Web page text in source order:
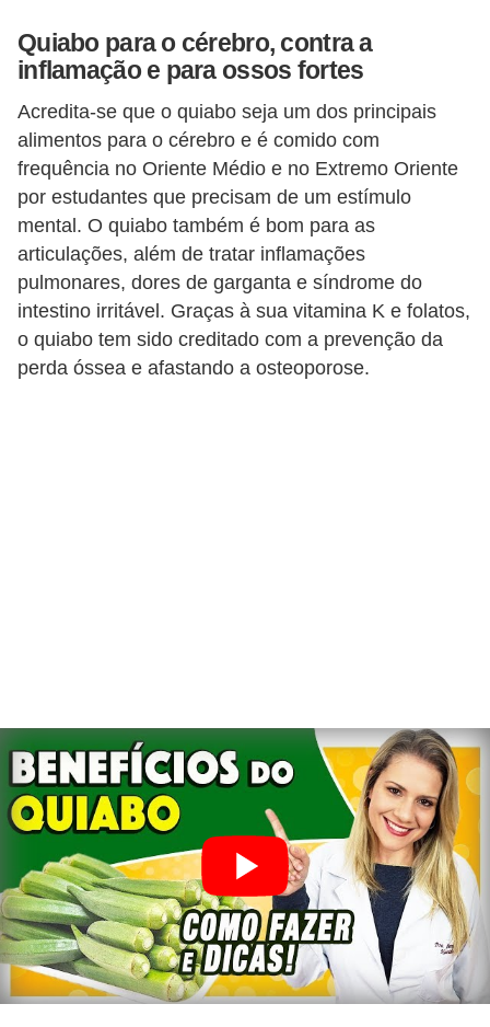
Quiabo para o cérebro, contra a
inflamação e para ossos fortes
Acredita-se que o quiabo seja um dos principais
alimentos para o cérebro e é comido com
frequência no Oriente Médio e no Extremo Oriente
por estudantes que precisam de um estímulo
mental. O quiabo também é bom para as
articulações, além de tratar inflamações
pulmonares, dores de garganta e síndrome do
intestino irritável. Graças à sua vitamina K e folatos,
o quiabo tem sido creditado com a prevenção da
perda óssea e afastando a osteoporose.